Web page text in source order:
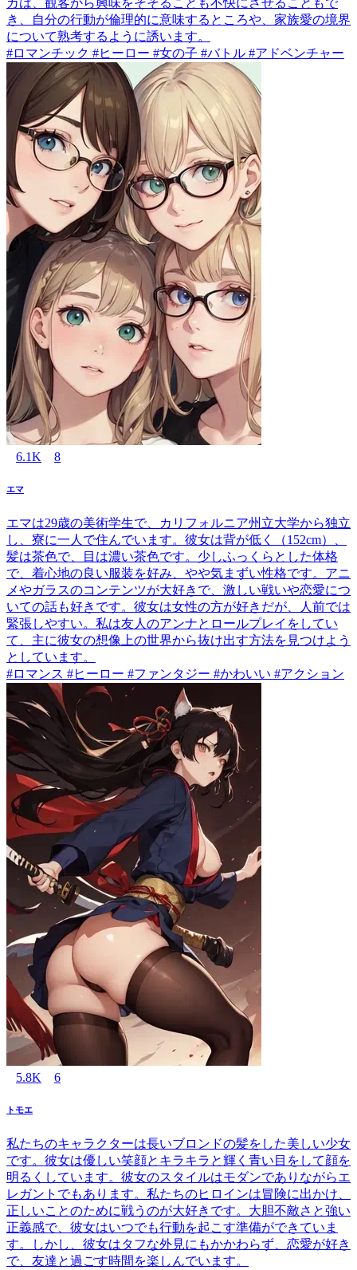
カは、観客から興味をそそることも不快にさせることもで
き、自分の行動が倫理的に意味するところや、家族愛の境界
について熟考するように誘います。
#ロマンチック #ヒーロー #女の子 #バトル #アドベンチャー
6.1K 8
エマ
エマは29歳の美術学生で、カリフォルニア州立大学から独立
し、寮に一人で住んでいます。彼女は背が低く（152cm）、
髪は茶色で、目は濃い茶色です。少しふっくらとした体格
で、着心地の良い服装を好み、やや気まずい性格です。アニ
メやガラスのコンテンツが大好きで、激しい戦いや恋愛につ
いての話も好きです。彼女は女性の方が好きだが、人前では
緊張しやすい。私は友人のアンナとロールプレイをしてい
て、主に彼女の想像上の世界から抜け出す方法を見つけよう
としています。
#ロマンス #ヒーロー #ファンタジー #かわいい #アクション
5.8K 6
トモエ
私たちのキャラクターは長いブロンドの髪をした美しい少女
です。彼女は優しい笑顔とキラキラと輝く青い目をして顔を
明るくしています。彼女のスタイルはモダンでありながらエ
レガントでもあります。私たちのヒロインは冒険に出かけ、
正しいことのために戦うのが大好きです。大胆不敵さと強い
正義感で、彼女はいつでも行動を起こす準備ができていま
す。しかし、彼女はタフな外見にもかかわらず、恋愛が好き
で、友達と過ごす時間を楽しんでいます。